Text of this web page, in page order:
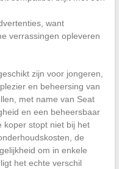
want
verrassingen opleveren
zijn voor jongeren,
en beheersing van
met name van Seat
en een beheersbaar
koper stopt niet bij het
de
om in enkele
het echte verschil